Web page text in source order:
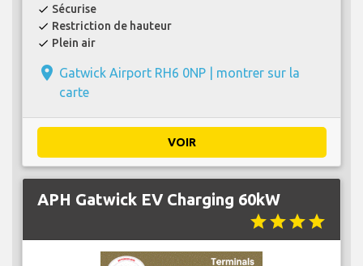
check Sécurise
check Restriction de hauteur
check Plein air
place Gatwick Airport RH6 0NP | montrer sur la
carte
VOIR
APH Gatwick EV Charging 60kW
starstarstarstar